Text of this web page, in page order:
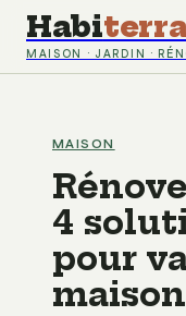
Habi
MAISON · JARDIN ·
MAISON
4
pour
maison